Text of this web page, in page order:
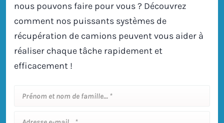
nous pouvons faire pour vous ? Découvrez
comment nos puissants systèmes de
récupération de camions peuvent vous aider à
réaliser chaque tâche rapidement et
efficacement !